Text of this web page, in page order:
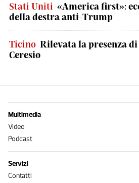
Stati Uniti «America first»:
della destra anti-Trump
Ticino Rilevata la presenza
Ceresio
Multimedia
Video
Podcast
Servizi
Contatti